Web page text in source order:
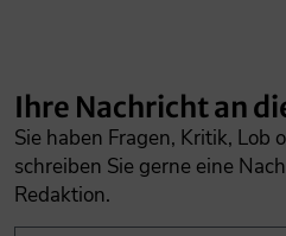
Ihre Nachricht an
Sie haben Fragen, Kritik, Lob
schreiben Sie gerne eine
Redaktion.